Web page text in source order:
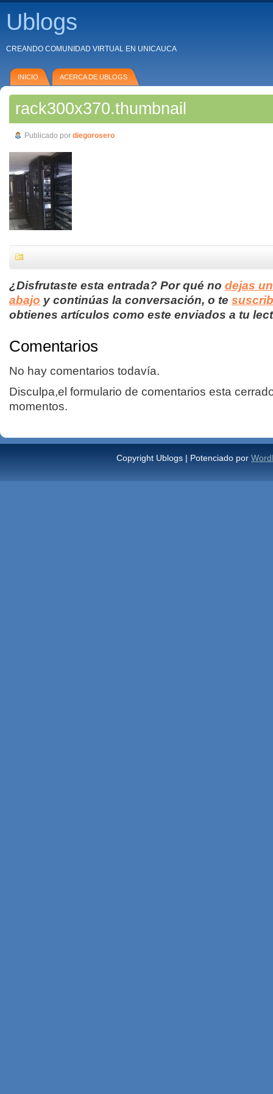
Ublogs
CREANDO COMUNIDAD VIRTUAL EN UNICAUCA
INICIO ACERCA DE UBLOGS
rack300x370.thumbnail
Publicado por diegorosero
¿Disfrutaste esta entrada? Por qué no dejas
abajo y continúas la conversación, o te
obtienes artículos como este enviados a tu
Comentarios
No hay comentarios todavía.
Disculpa,el formulario de comentarios esta
momentos.
Copyright Ublogs | Potenciado por